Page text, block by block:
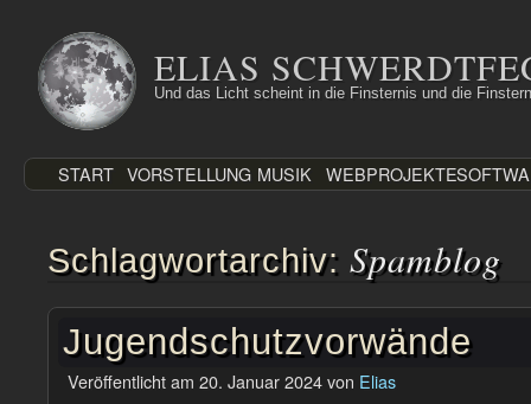
Inhalt
springen
ELIAS
Und das Licht scheint in die Finsternis und die
START VORSTELLUNG MUSIK WEBPROJEKTE
Schlagwortarchiv: Spamblog
Jugendschutzvorwände
Veröffentlicht am 20. Januar 2024von Elias